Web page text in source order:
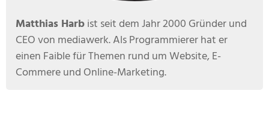
Matthias Harb ist seit dem Jahr 2000 Gründer und
CEO von mediawerk. Als Programmierer hat er
einen Faible für Themen rund um Website, E-
Commere und Online-Marketing.